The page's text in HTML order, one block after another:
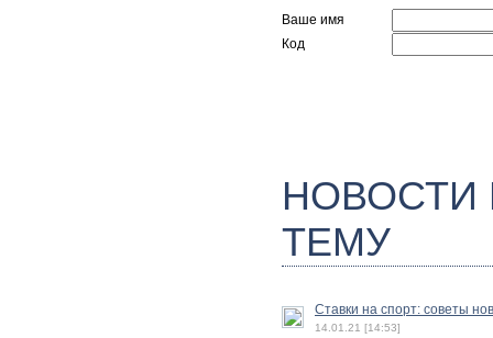
Ваше имя
Код
ТЕМУ
Ставки на спорт: советы
14.01.21 [14:53]